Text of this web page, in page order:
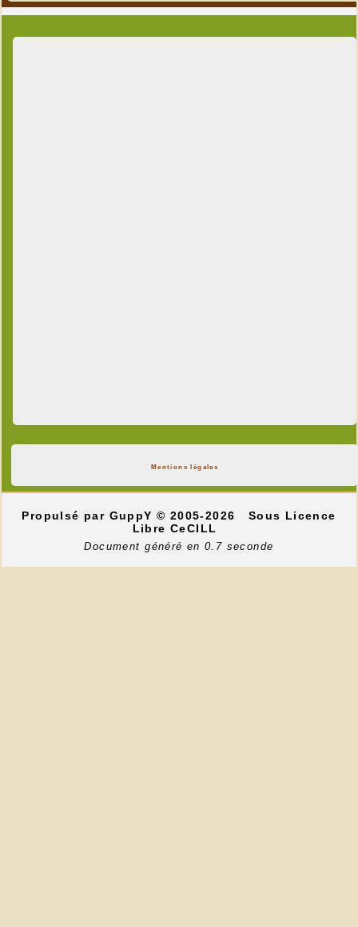
Mentions légales
Propulsé par GuppY© 2005-2026
Sous Licence
Libre CeCILL
Document généré en 0.7 seconde